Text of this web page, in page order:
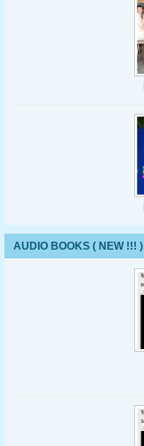
AUDIO BOOKS ( NEW !!! )